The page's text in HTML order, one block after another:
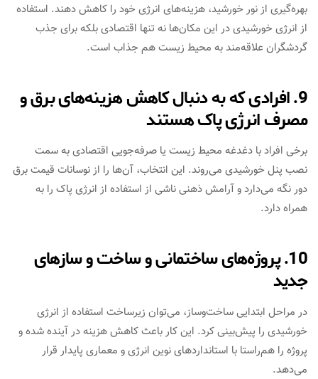
بهره‌گیری از نور خورشید، هزینه‌های انرژی خود را کاهش دهند. استفاده
از انرژی خورشیدی در این مکان‌ها نه تنها اقتصادی بلکه برای جذب
گردشگران علاقه‌مند به محیط زیست هم جذاب است.
9. افرادی که به دنبال کاهش هزینه‌های برق و
مصرف انرژی پاک هستند
برخی افراد با دغدغه محیط زیست یا صرفه‌جویی اقتصادی به سمت
نصب پنل خورشیدی می‌روند. این انتخاب، آن‌ها را از نوسانات قیمت برق
دور نگه می‌دارد و آرامش ذهنی ناشی از استفاده از انرژی پاک را به
همراه دارد.
10. پروژه‌های ساختمانی و ساخت و سازهای
جدید
در مراحل ابتدایی ساخت‌وساز، می‌توان زیرساخت استفاده از انرژی
خورشیدی را پیش‌بینی کرد. این کار باعث کاهش هزینه در آینده شده و
پروژه را هم‌راستا با استانداردهای نوین انرژی و معماری پایدار قرار
می‌دهد.